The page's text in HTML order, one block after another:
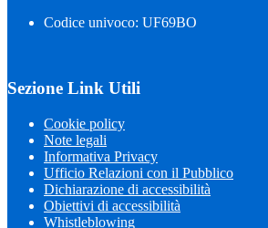
Codice univoco: UF69BO
Sezione Link Utili
Cookie policy
Note legali
Informativa Privacy
Ufficio Relazioni con il Pubblico
Dichiarazione di accessibilità
Obiettivi di accessibilità
Whistleblowing